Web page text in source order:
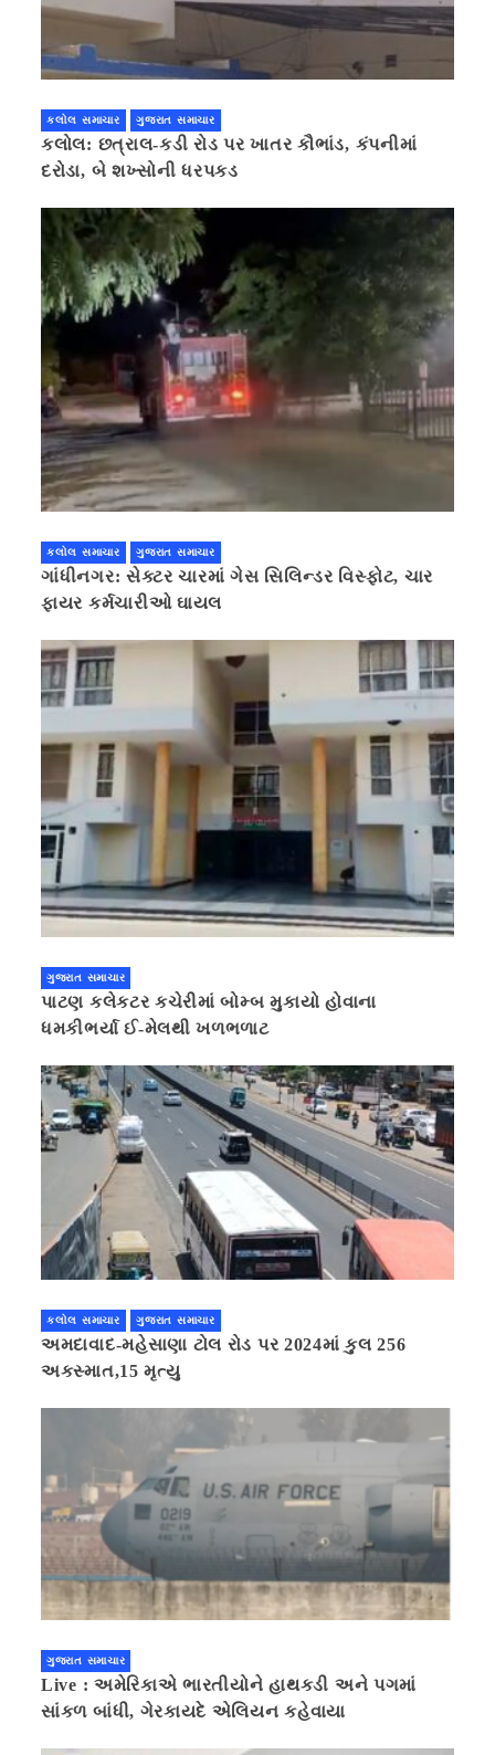
કલોલ સમાચાર ગુજરાત સમાચાર
કલોલ: છત્રાલ-કડી રોડ પર ખાતર કૌભાંડ, કંપનીમાં
દરોડા, બે શખ્સોની ધરપકડ
કલોલ સમાચાર ગુજરાત સમાચાર
ગાંધીનગર: સેક્ટર ચારમાં ગેસ સિલિન્ડર વિસ્ફોટ, ચાર
ફાયર કર્મચારીઓ ઘાયલ
ગુજરાત સમાચાર
પાટણ કલેકટર કચેરીમાં બોમ્બ મુકાયો હોવાના
ધમકીભર્યા ઈ-મેલથી ખળભળાટ
કલોલ સમાચાર ગુજરાત સમાચાર
અમદાવાદ-મહેસાણા ટોલ રોડ પર 2024માં કુલ 256
અકસ્માત,15 મૃત્યુ
ગુજરાત સમાચાર
Live : અમેરિકાએ ભારતીયોને હાથકડી અને પગમાં
સાંકળ બાંધી, ગેરકાયદે એલિયન કહેવાયા